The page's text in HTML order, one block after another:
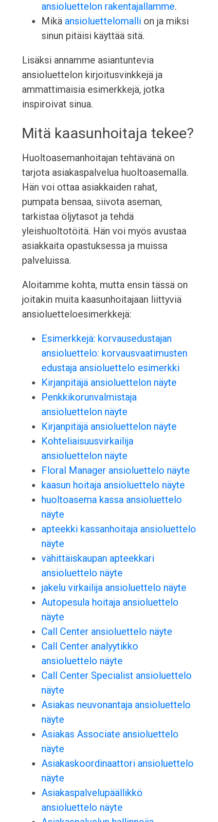
ansioluettelon rakentajallamme.
Mikä ansioluettelomalli on ja miksi
sinun pitäisi käyttää sitä.
Lisäksi annamme asiantuntevia
ansioluettelon kirjoitusvinkkejä ja
ammattimaisia esimerkkejä, jotka
inspiroivat sinua.
Mitä kaasunhoitaja tekee?
Huoltoasemanhoitajan tehtävänä on
tarjota asiakaspalvelua huoltoasemalla.
Hän voi ottaa asiakkaiden rahat,
pumpata bensaa, siivota aseman,
tarkistaa öljytasot ja tehdä
yleishuoltotöitä. Hän voi myös avustaa
asiakkaita opastuksessa ja muissa
palveluissa.
Aloitamme kohta, mutta ensin tässä on
joitakin muita kaasunhoitajaan liittyviä
ansioluetteloesimerkkejä:
Esimerkkejä: korvausedustajan
ansioluettelo: korvausvaatimusten
edustaja ansioluettelo esimerkki
Kirjanpitäjä ansioluettelon näyte
Penkkikorunvalmistaja
ansioluettelon näyte
Kirjanpitäjä ansioluettelon näyte
Kohteliaisuusvirkailija
ansioluettelon näyte
Floral Manager ansioluettelo näyte
kaasun hoitaja ansioluettelo näyte
huoltoasema kassa ansioluettelo
näyte
apteekki kassanhoitaja ansioluettelo
näyte
vähittäiskaupan apteekkari
ansioluettelo näyte
jakelu virkailija ansioluettelo näyte
Autopesula hoitaja ansioluettelo
näyte
Call Center ansioluettelo näyte
Call Center analyytikko
ansioluettelo näyte
Call Center Specialist ansioluettelo
näyte
Asiakas neuvonantaja ansioluettelo
näyte
Asiakas Associate ansioluettelo
näyte
Asiakaskoordinaattori ansioluettelo
näyte
Asiakaspalvelupäällikkö
ansioluettelo näyte